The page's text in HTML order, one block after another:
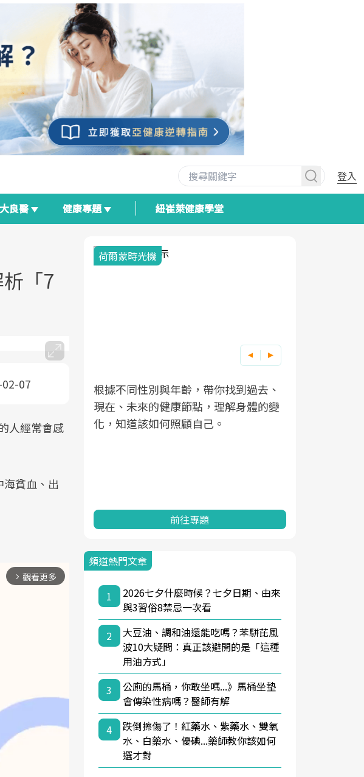
登入
良醫 健康專題 紐崔萊健康學堂
「7
07
人經常會感
貧血、出
arrow_forward_ios 觀看更多
灣正在快速
會」與「長
起點。
驗「一站式
變化」出
引導實際的
荷爾蒙時光機
根據不同性別與年齡，帶你找到過去、
現在、未來的健康節點，理解身體的變
化，知道該如何照顧自己。
前往專題
頻道熱門文章
1
2026七夕什麼時候？七夕日期、由來
與3習俗8禁忌一次看
2
大豆油、調和油還能吃嗎？苯駢芘風
波10大疑問：真正該避開的是「這種
用油方式」
3
公廁的馬桶，你敢坐嗎...》馬桶坐墊
會傳染性病嗎？醫師有解
4
跌倒擦傷了！紅藥水、紫藥水、雙氧
水、白藥水、優碘...藥師教你該如何
選才對